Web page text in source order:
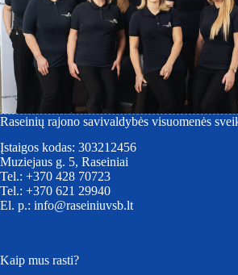
Raseinių rajono savivaldybės visuomenės
Įstaigos kodas: 303212456
Muziejaus g. 5, Raseiniai
Tel.: +370 428 70723
Tel.: +370 621 29940
El. p.: info@raseiniuvsb.lt
Kaip mus rasti?